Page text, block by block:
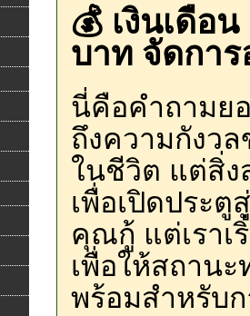
💰 เงินเดือ
บาท จัดการ
นี่คือคำถามย
ถึงความกังว
ในชีวิต แต่สิ่ง
เพื่อเปิดประตู
คุณกู้ แต่เราเ
เพื่อให้สถาน
พร้อมสำหรับ